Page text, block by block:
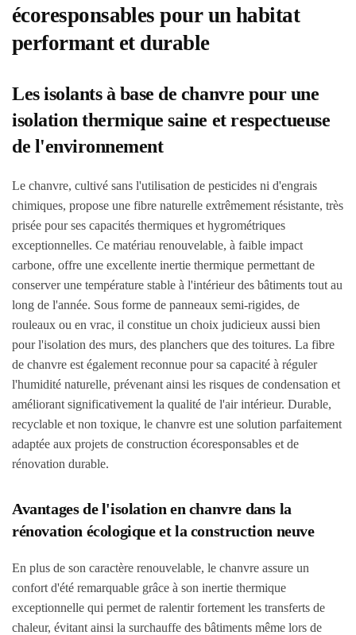
écoresponsables pour un habitat
performant et durable
Les isolants à base de chanvre pour une
isolation thermique saine et respectueuse
de l'environnement
Le chanvre, cultivé sans l'utilisation de pesticides ni d'engrais
chimiques, propose une fibre naturelle extrêmement résistante, très
prisée pour ses capacités thermiques et hygrométriques
exceptionnelles. Ce matériau renouvelable, à faible impact
carbone, offre une excellente inertie thermique permettant de
conserver une température stable à l'intérieur des bâtiments tout au
long de l'année. Sous forme de panneaux semi-rigides, de
rouleaux ou en vrac, il constitue un choix judicieux aussi bien
pour l'isolation des murs, des planchers que des toitures. La fibre
de chanvre est également reconnue pour sa capacité à réguler
l'humidité naturelle, prévenant ainsi les risques de condensation et
améliorant significativement la qualité de l'air intérieur. Durable,
recyclable et non toxique, le chanvre est une solution parfaitement
adaptée aux projets de construction écoresponsables et de
rénovation durable.
Avantages de l'isolation en chanvre dans la
rénovation écologique et la construction neuve
En plus de son caractère renouvelable, le chanvre assure un
confort d'été remarquable grâce à son inertie thermique
exceptionnelle qui permet de ralentir fortement les transferts de
chaleur, évitant ainsi la surchauffe des bâtiments même lors de